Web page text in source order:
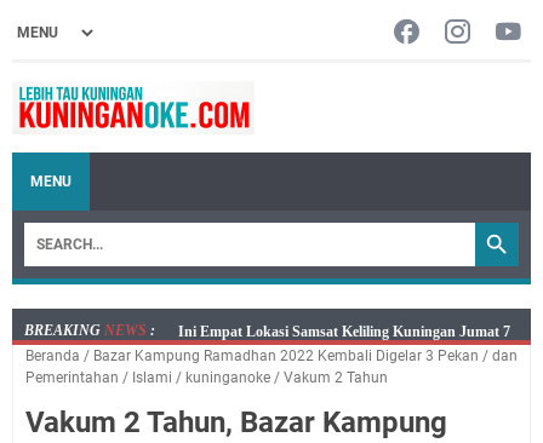
MENU
BREAKING NEWS :
Jumat 7 Agustus 2026 Mobil SIM Keliling Ada di
Kecamatan Sindangagung
Dicabut Dari Hidupmu, Kamu Akan Tetap Berjalan
Beranda / Bazar Kampung Ramadhan 2022 Kembali Digelar 3 Pekan / dan
Pemerintahan / Islami / kuninganoke / Vakum 2 Tahun
Vakum 2 Tahun, Bazar Kampung